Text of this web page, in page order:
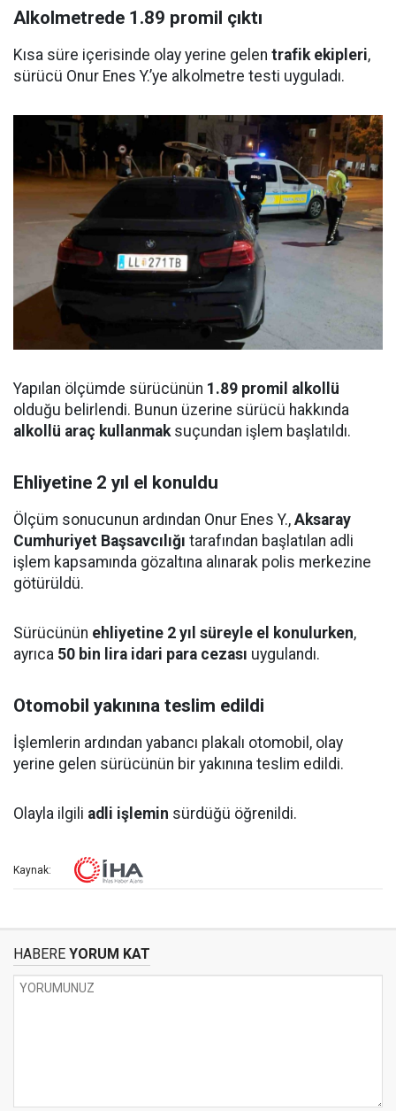
Alkolmetrede 1.89 promil çıktı
Kısa süre içerisinde olay yerine gelen trafik ekipleri,
sürücü Onur Enes Y.’ye alkolmetre testi uyguladı.
Yapılan ölçümde sürücünün 1.89 promil alkollü
olduğu belirlendi. Bunun üzerine sürücü hakkında
alkollü araç kullanmaksuçundan işlem başlatıldı.
Ehliyetine 2 yıl el konuldu
Ölçüm sonucunun ardından Onur Enes Y., Aksaray
Cumhuriyet Başsavcılığı tarafından başlatılan adli
işlem kapsamında gözaltına alınarak polis merkezine
götürüldü.
Sürücünün ehliyetine 2 yıl süreyle el konulurken,
ayrıca 50 bin lira idari para cezası uygulandı.
Otomobil yakınına teslim edildi
İşlemlerin ardından yabancı plakalı otomobil, olay
yerine gelen sürücünün bir yakınına teslim edildi.
Olayla ilgili adli işlemin sürdüğü öğrenildi.
Kaynak:
HABERE YORUM KAT